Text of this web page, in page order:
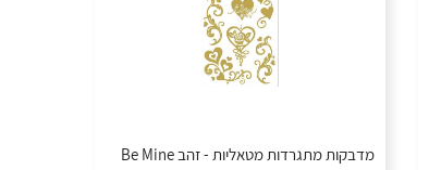
מדבקות מתגרדות מטאליות - זהב Be Mine